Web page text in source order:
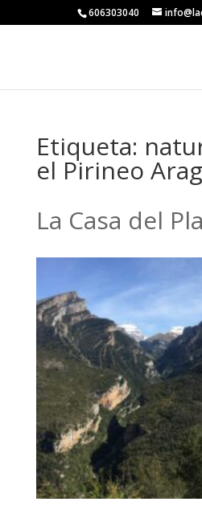
606303040
Etiqueta:
el Pirineo
La Casa del